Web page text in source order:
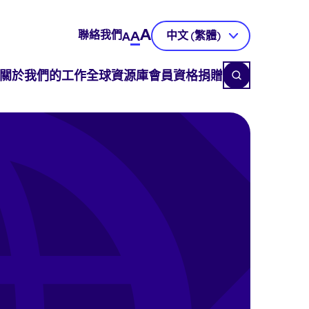
聯絡我們AAA 中文 (繁體)
關於我們的工作全球資源庫會員資格捐贈